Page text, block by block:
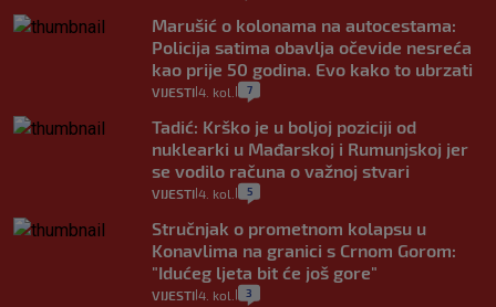
Marušić o kolonama na autocestama:
Policija satima obavlja očevide nesreća
kao prije 50 godina. Evo kako to ubrzati
VIJESTI 4. kol. 7
Tadić: Krško je u boljoj poziciji od
nuklearki u Mađarskoj i Rumunjskoj jer
se vodilo računa o važnoj stvari
VIJESTI 4. kol. 5
Stručnjak o prometnom kolapsu u
Konavlima na granici s Crnom Gorom:
"Idućeg ljeta bit će još gore"
VIJESTI 4. kol. 3